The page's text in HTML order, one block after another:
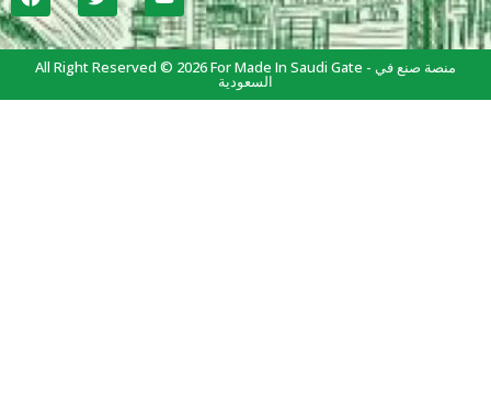
All Right Reserved © 2026 For Made In Saudi Gate - منصة صنع في
السعودية